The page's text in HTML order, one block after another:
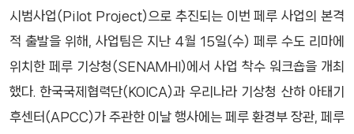
시범사업(Pilot Project)으로 추진되는 이번 페루 사업의 본격
적 출발을 위해, 사업팀은 지난 4월 15일(수) 페루 수도 리마에
위치한 페루 기상청(SENAMHI)에서 사업 착수 워크숍을 개최
했다. 한국국제협력단(KOICA)과 우리나라 기상청 산하 아태기
후센터(APCC)가 주관한 이날 행사에는 페루 환경부 장관, 페루